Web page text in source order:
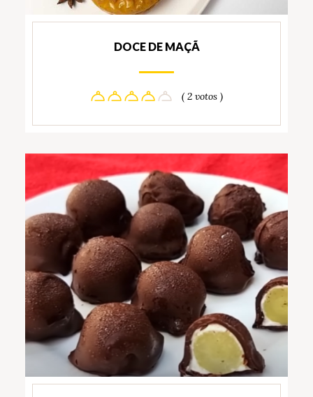
DOCE DE MAÇÃ
( 2 votos )